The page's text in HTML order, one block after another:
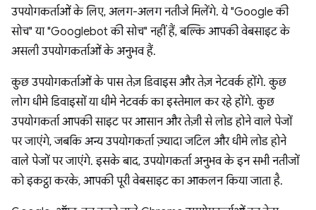
उपयोगकर्ताओं के लिए, अलग-अलग नतीजे मिलेंगे. ये "Google की
सोच" या "Googlebot की सोच" नहीं हैं, बल्कि आपकी वेबसाइट के
असली उपयोगकर्ताओं के अनुभव हैं.
कुछ उपयोगकर्ताओं के पास तेज़ डिवाइस और तेज़ नेटवर्क होंगे. कुछ
लोग धीमे डिवाइसों या धीमे नेटवर्क का इस्तेमाल कर रहे होंगे. कुछ
उपयोगकर्ता आपकी साइट पर आसान और तेज़ी से लोड होने वाले पेजों
पर जाएंगे, जबकि अन्य उपयोगकर्ता ज़्यादा जटिल और धीमे लोड होने
वाले पेजों पर जाएंगे. इसके बाद, उपयोगकर्ता अनुभव के इन सभी नतीजों
को इकट्ठा करके, आपकी पूरी वेबसाइट का आकलन किया जाता है.